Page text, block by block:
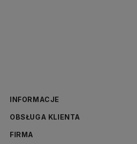
INFORMACJE
OBSŁUGA KLIENTA
FIRMA